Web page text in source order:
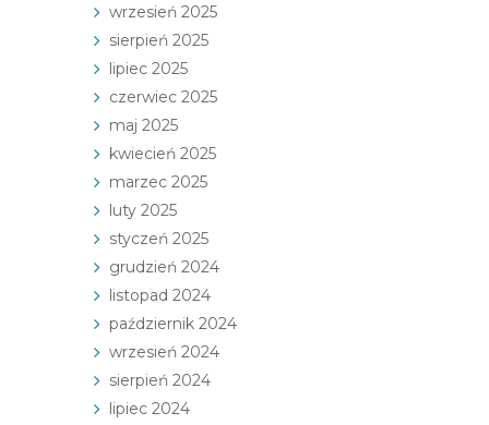
wrzesień 2025
sierpień 2025
lipiec 2025
czerwiec 2025
maj 2025
kwiecień 2025
marzec 2025
luty 2025
styczeń 2025
grudzień 2024
listopad 2024
październik 2024
wrzesień 2024
sierpień 2024
lipiec 2024